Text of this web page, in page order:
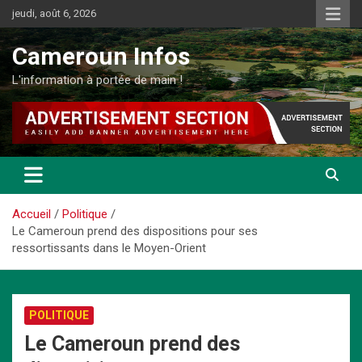
Aller
au
contenu
jeudi, août 6, 2026
Cameroun Infos
L'information à portée de main !
Accueil
Politique
Le Cameroun prend des dispositions pour ses
ressortissants dans le Moyen-Orient
POLITIQUE
Le Cameroun prend des